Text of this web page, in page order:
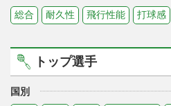
総合
耐久性 飛行性能 打球感
トップ選手
国別